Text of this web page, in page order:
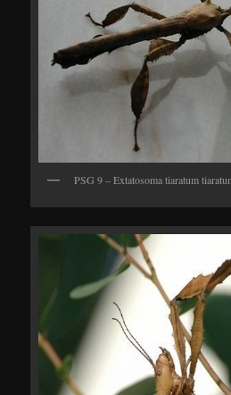
PSG 9 – Extatosoma tiaratum